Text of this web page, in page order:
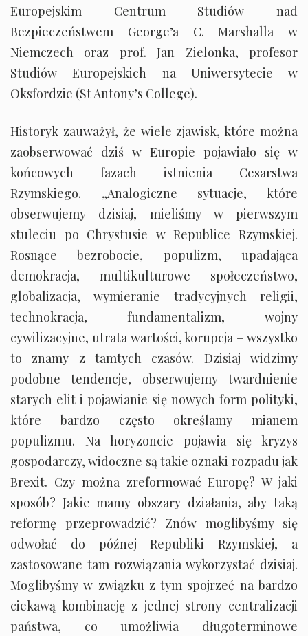
Europejskim Centrum Studiów nad
Bezpieczeństwem George’a C. Marshalla w
Niemczech oraz prof. Jan Zielonka, profesor
Studiów Europejskich na Uniwersytecie w
Oksfordzie (St Antony’s College).
Historyk zauważył, że wiele zjawisk, które można
zaobserwować dziś w Europie pojawiało się w
końcowych fazach istnienia Cesarstwa
Rzymskiego. „Analogiczne sytuacje, które
obserwujemy dzisiaj, mieliśmy w pierwszym
stuleciu po Chrystusie w Republice Rzymskiej.
Rosnące bezrobocie, populizm, upadająca
demokracja, multikulturowe społeczeństwo,
globalizacja, wymieranie tradycyjnych religii,
technokracja, fundamentalizm, wojny
cywilizacyjne, utrata wartości, korupcja – wszystko
to znamy z tamtych czasów. Dzisiaj widzimy
podobne tendencje, obserwujemy twardnienie
starych elit i pojawianie się nowych form polityki,
które bardzo często określamy mianem
populizmu. Na horyzoncie pojawia się kryzys
gospodarczy, widoczne są takie oznaki rozpadu jak
Brexit. Czy można zreformować Europę? W jaki
sposób? Jakie mamy obszary działania, aby taką
reformę przeprowadzić? Znów moglibyśmy się
odwołać do późnej Republiki Rzymskiej, a
zastosowane tam rozwiązania wykorzystać dzisiaj.
Moglibyśmy w związku z tym spojrzeć na bardzo
ciekawą kombinację z jednej strony centralizacji
państwa, co umożliwia długoterminowe